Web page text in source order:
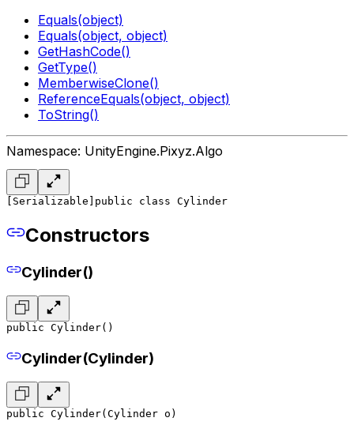
Equals(object)
Equals(object, object)
GetHashCode()
GetType()
MemberwiseClone()
ReferenceEquals(object, object)
ToString()
Namespace: UnityEngine.Pixyz.Algo
[Serializable] public class Cylinder
Constructors
Cylinder()
public Cylinder()
Cylinder(Cylinder)
public Cylinder(Cylinder o)